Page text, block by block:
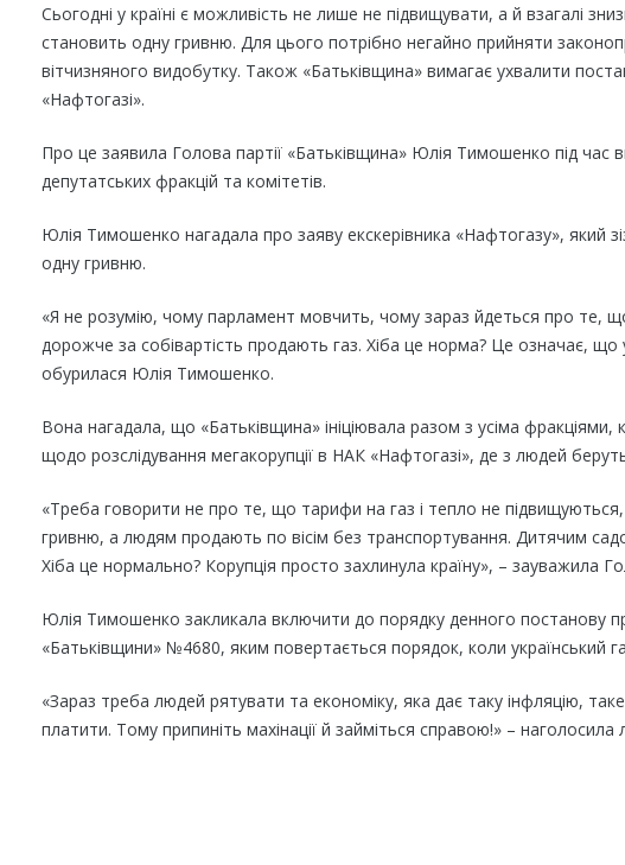
Сьогодні у країні є можливість не лише не підвищувати, а й взагалі
становить одну гривню. Для цього потрібно негайно прийняти
вітчизняного видобутку. Також «Батьківщина» вимагає ухвалити
«Нафтогазі».
Про це заявила Голова партії «Батьківщина» Юлія Тимошенко під час
депутатських фракцій та комітетів.
Юлія Тимошенко нагадала про заяву екскерівника «Нафтогазу», який
одну гривню.
«Я не розумію, чому парламент мовчить, чому зараз йдеться про те,
дорожче за собівартість продають газ. Хіба це норма? Це означає,
обурилася Юлія Тимошенко.
Вона нагадала, що «Батьківщина» ініціювала разом з усіма фракціями,
щодо розслідування мегакорупції в НАК «Нафтогазі», де з людей беруть
«Треба говорити не про те, що тарифи на газ і тепло не
гривню, а людям продають по вісім без транспортування. Дитячим
Хіба це нормально? Корупція просто захлинула країну», – зауважила
Юлія Тимошенко закликала включити до порядку денного постанову
«Батьківщини» №4680, яким повертається порядок, коли український
«Зараз треба людей рятувати та економіку, яка дає таку інфляцію,
платити. Тому припиніть махінації й займіться справою!» – наголосила